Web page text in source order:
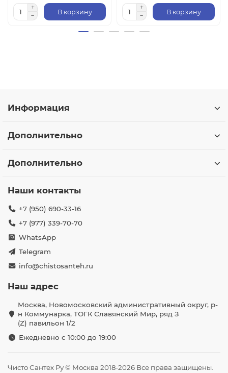
В корзину В корзину
Информация
Дополнительно
Дополнительно
Наши контакты
+7 (950) 690-33-16
+7 (977) 339-70-70
WhatsApp
Telegram
info@chistosanteh.ru
Наш адрес
Москва, Новомосковский административный округ, р-
н Коммунарка, ТОГК Славянский Мир, ряд З
(Z) павильон 1/2
Ежедневно с 10:00 до 19:00
Чисто Сантех Ру © Москва 2018-2026 Все права защищены.